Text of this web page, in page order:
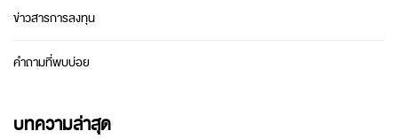
ข่าวสารการลงทุน
คำถามที่พบบ่อย
บทความล่าสุด